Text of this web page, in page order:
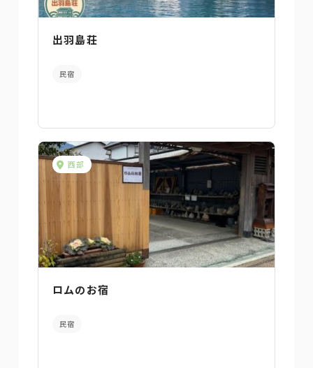
出羽島荘
民宿
西部
ロムのお宿
民宿